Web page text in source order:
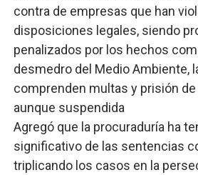
contra de empresas que han
disposiciones legales, siendo
penalizados por los hechos
desmedro del Medio Ambiente,
comprenden multas y prisión
aunque suspendida
Agregó que la procuraduría ha
significativo de las sentencias
triplicando los casos en la